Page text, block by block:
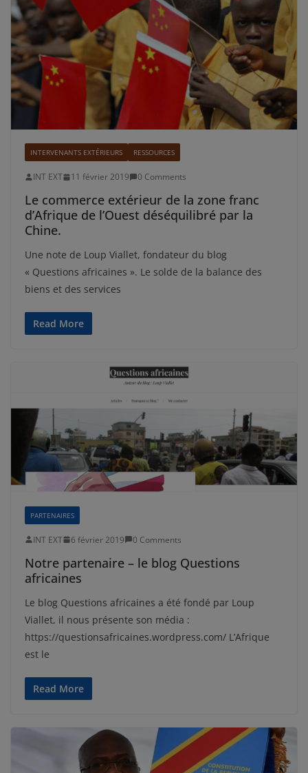
INTERVENANTS EXTÉRIEURS RESSOURCES
INT EXT 11 février 2019 0 Comments
Le commerce extérieur de la zone franc
d’Afrique de l’Ouest déséquilibré par la
Chine.
Une note de Loup Viallet, fondateur du blog
« Questions africaines ». Le solde de la balance des
biens et des services
Read More
PARTENAIRES
INT EXT 6 février 2019 0 Comments
Notre partenaire – le blog Questions
africaines
Le blog Questions africaines a été fondé par Loup
Viallet, il nous présente son média :
https://questionsafricaines.wordpress.com/ L’Afrique
est le
Read More